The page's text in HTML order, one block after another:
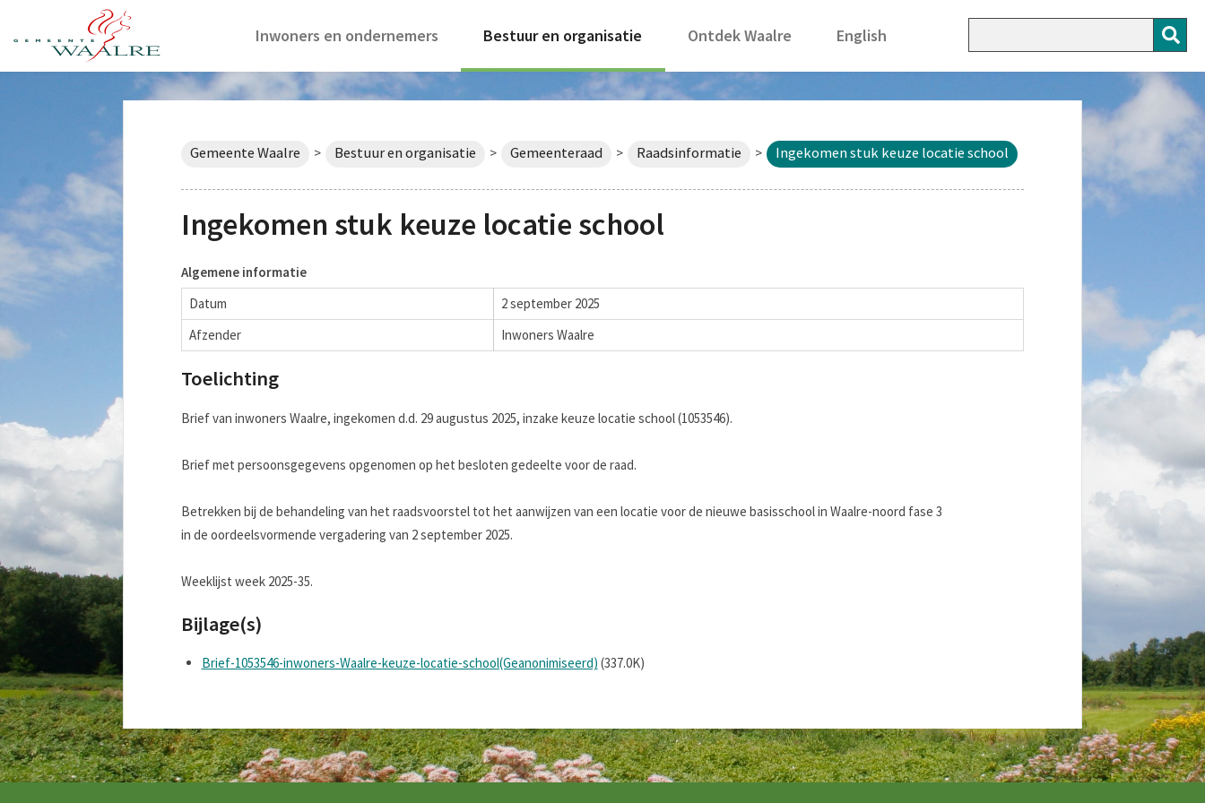
Inwoners en ondernemers Bestuur en organisatie Ontdek Waalre English
Gemeente Waalre > Bestuur en organisatie > Gemeenteraad > Raadsinformatie > Ingekomen stuk keuze locatie school
Ingekomen stuk keuze locatie school
Algemene informatie
Datum
2 september 2025
Afzender
Inwoners Waalre
Toelichting
Brief van inwoners Waalre, ingekomen d.d. 29 augustus 2025, inzake keuze locatie school (1053546).
Brief met persoonsgegevens opgenomen op het besloten gedeelte voor de raad.
Betrekken bij de behandeling van het raadsvoorstel tot het aanwijzen van een locatie voor de nieuwe basisschool in Waalre-noord fase 3
in de oordeelsvormende vergadering van 2 september 2025.
Weeklijst week 2025-35.
Bijlage(s)
Brief-1053546-inwoners-Waalre-keuze-locatie-school(Geanonimiseerd) (337.0K)